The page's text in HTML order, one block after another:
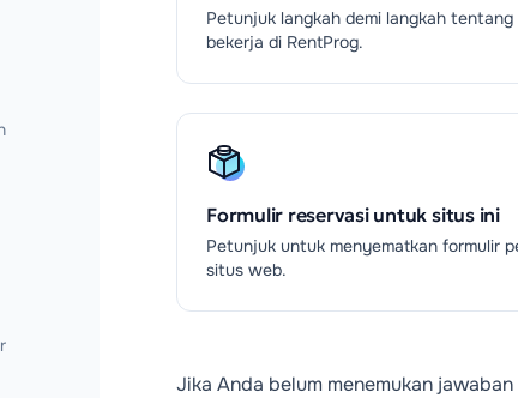
Petunjuk langkah demi langkah tentang
bekerja di RentProg.
Formulir reservasi untuk situs ini
Petunjuk untuk menyematkan formulir
situs web.
Jika Anda belum menemukan